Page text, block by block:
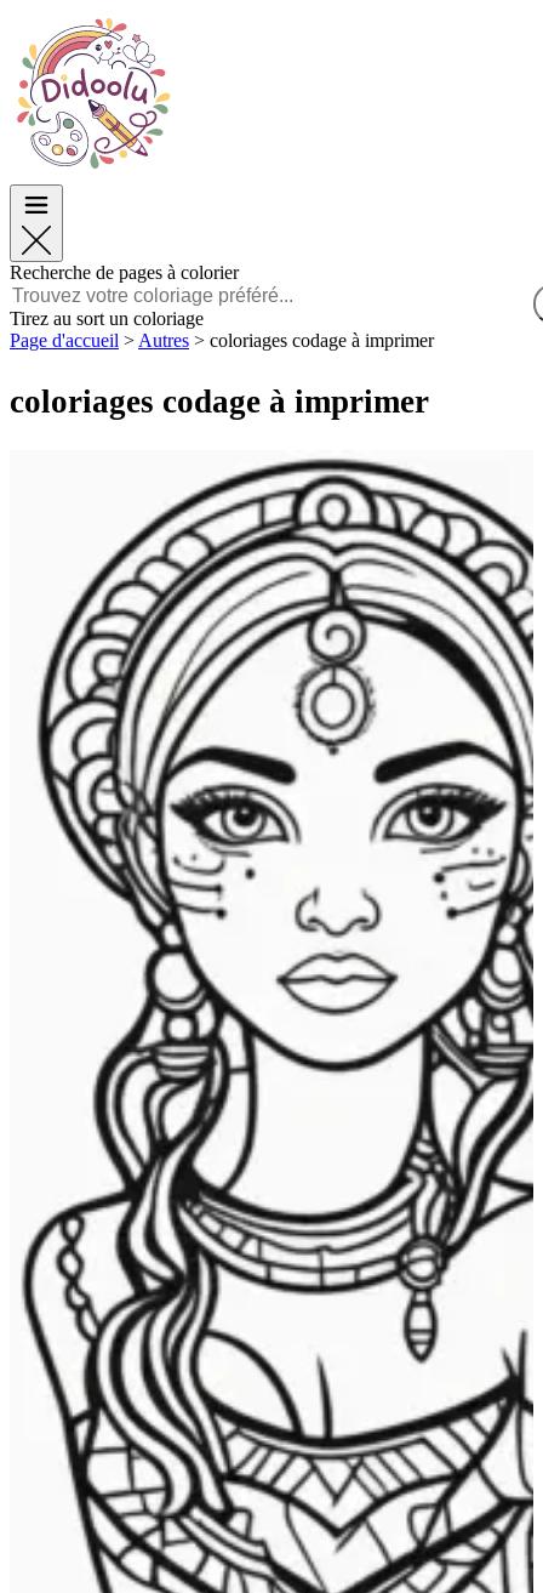
Pâques
TOP Catégories
Pour les Garçons
Pour les Filles
Français
POLSKI
FRANÇAIS
MALAGASY
Pâques
TOP Catégories
Pour les Garçons
Pour les Filles
Recherche de pages à colorier
Tirez au sort un coloriage
Page d'accueil > Autres > coloriages codage à imprimer
coloriages codage à imprimer